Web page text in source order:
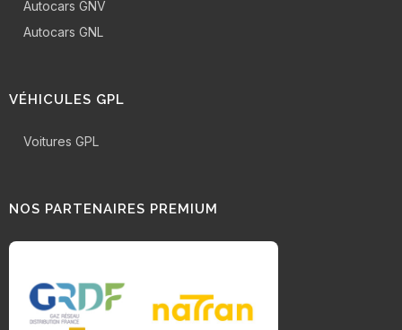
Autocars GNV
Autocars GNL
VÉHICULES GPL
Voitures GPL
NOS PARTENAIRES PREMIUM